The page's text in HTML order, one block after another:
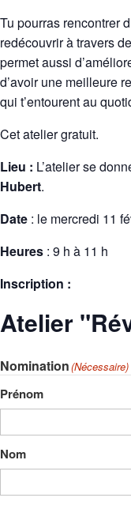
Tu pourras rencontrer
redécouvrir à travers
permet aussi
d’avoir une meilleure
qui t’entourent au
Cet atelier gratuit.
Lieu : L’atelier se
Hubert.
Date : le mercredi 11
Heures : 9 h à 11 h
Inscription :
Atelier
Nomination(Nécessaire)
Prénom
Nom